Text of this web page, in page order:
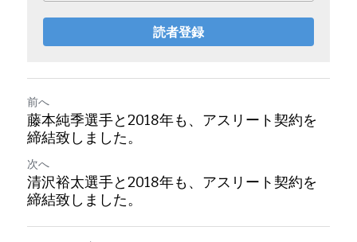
読者登録
前へ
藤本純季選手と2018年も、アスリート契約を
締結致しました。
次へ
清沢裕太選手と2018年も、アスリート契約を
締結致しました。